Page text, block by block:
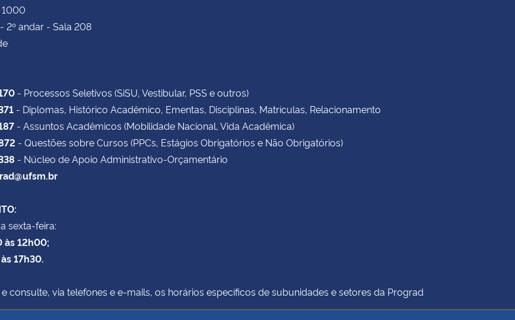
1000
2º andar - Sala 208
- Processos Seletivos (SiSU, Vestibular, PSS e outros)
- Diplomas, Histórico Acadêmico, Ementas, Disciplinas, Matrículas, Relacionamento
- Assuntos Acadêmicos (Mobilidade Nacional, Vida Acadêmica)
- Questões sobre Cursos (PPCs, Estágios Obrigatórios e Não Obrigatórios)
- Núcleo de Apoio Administrativo-Orçamentário
sexta-feira:
às 12h00;
17h30.
e consulte, via telefones e e-mails, os horários específicos de subunidades e setores da Prograd